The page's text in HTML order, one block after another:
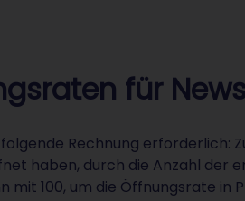
für
Rechnung erforderlich:
haben, durch die Anzahl der
mit 100, um die Öffnungsrate in